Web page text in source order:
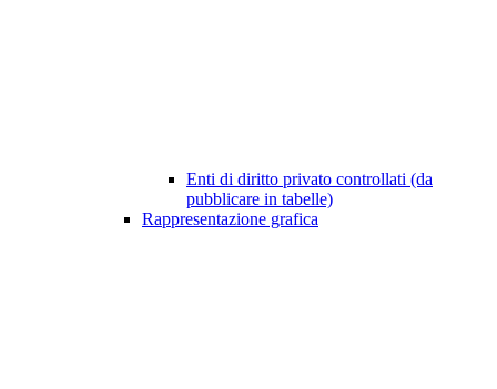
Enti di diritto privato controllati (da
pubblicare in tabelle)
Rappresentazione grafica